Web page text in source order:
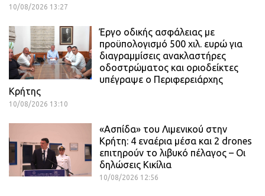
10/08/2026 13:27
Έργο οδικής ασφάλειας με
προϋπολογισμό 500 χιλ. ευρώ για
διαγραμμίσεις ανακλαστήρες
οδοστρώματος και οριοδείκτες
υπέγραψε ο Περιφερειάρχης
Κρήτης
10/08/2026 13:10
«Ασπίδα» του Λιμενικού στην
Κρήτη: 4 εναέρια μέσα και 2 drones
επιτηρούν το λιβυκό πέλαγος – Οι
δηλώσεις Κικίλια
10/08/2026 12:56